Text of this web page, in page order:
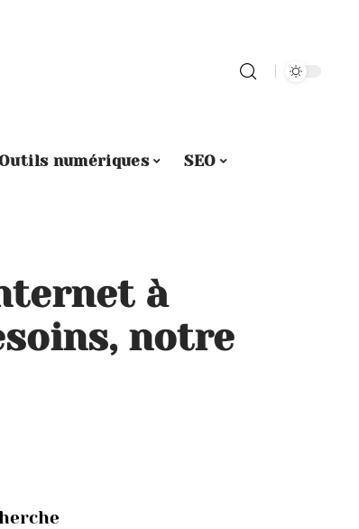
numériques SEO
à
notre